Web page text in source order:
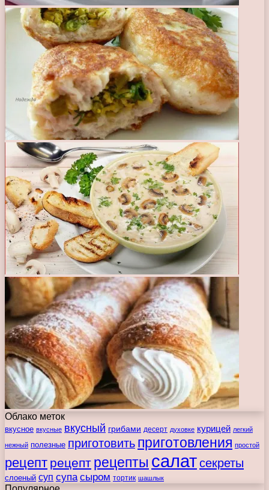
Облако меток
вкусное вкусные вкусный грибами десерт духовке курицей легкий
нежный полезные приготовить приготовления простой
рецепт рецепт рецепты салатсекреты
слоеный суп супа сыром тортик шашлык